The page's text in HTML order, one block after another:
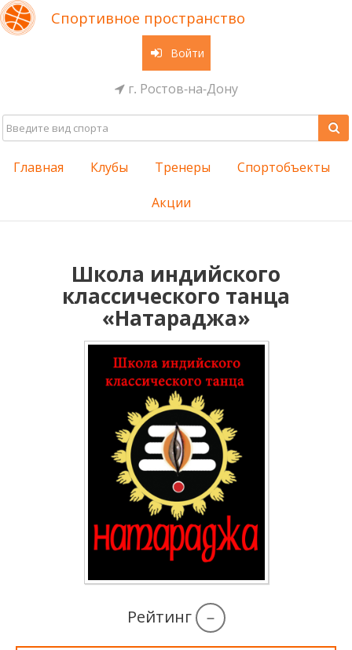
Спортивное пространство
Войти
г. Ростов-на-Дону
Главная Клубы Тренеры Спортобъекты
Акции
Школа индийского
классического танца
«Натараджа»
Рейтинг –